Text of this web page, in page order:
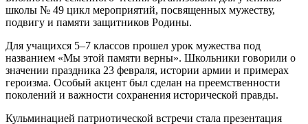
школы № 49 цикл мероприятий, посвященных мужеству,
подвигу и памяти защитников Родины.
Для учащихся 5–7 классов прошел урок мужества под
названием «Мы этой памяти верны». Школьники говорили о
значении праздника 23 февраля, истории армии и примерах
героизма. Особый акцент был сделан на преемственности
поколений и важности сохранения исторической правды.
Кульминацией патриотической встречи стала презентация